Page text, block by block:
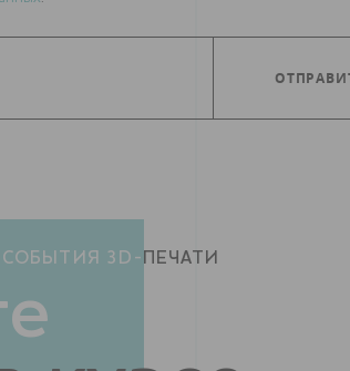
СОБЫТИЯ 3D- ПЕЧАТИ